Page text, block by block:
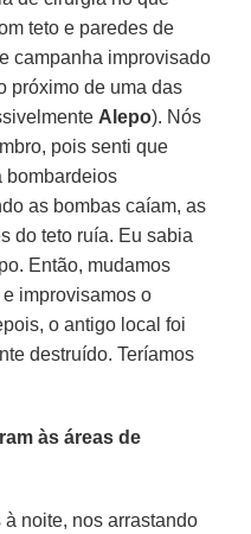
teto e paredes de
campanha improvisado
próximo de uma das
Alepo). Nós
pois senti que
bombardeios
as bombas caíam, as
do teto ruía. Eu sabia
Então, mudamos
improvisamos o
o antigo local foi
destruído. Teríamos
às áreas de
noite, nos arrastando